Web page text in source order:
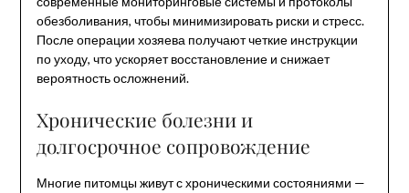
обезболивания, чтобы минимизировать риски и стресс.
После операции хозяева получают четкие инструкции
по уходу, что ускоряет восстановление и снижает
вероятность осложнений.
Хронические болезни и
долгосрочное сопровождение
Многие питомцы живут с хроническими состояниями —